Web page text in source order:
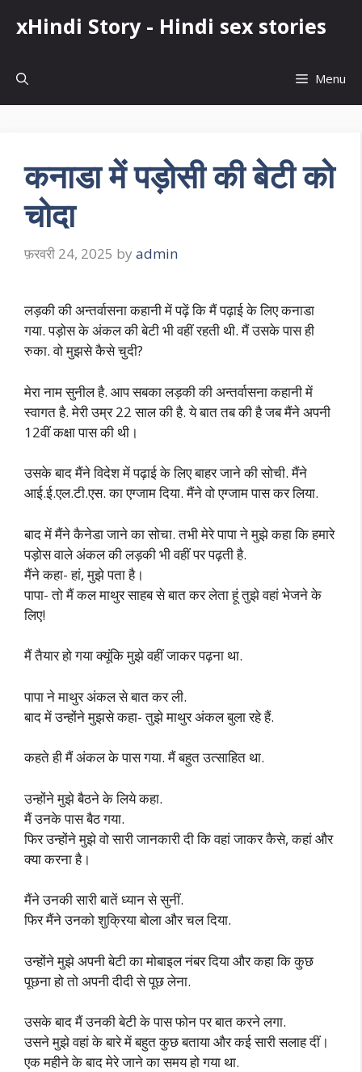
xHindi Story - Hindi sex stories
Menu
कनाडा में पड़ोसी की बेटी को
चोदा
फ़रवरी 24, 2025 by admin
लड़की की अन्तर्वासना कहानी में पढ़ें कि मैं पढ़ाई के लिए कनाडा
गया. पड़ोस के अंकल की बेटी भी वहीं रहती थी. मैं उसके पास ही
रुका. वो मुझसे कैसे चुदी?
मेरा नाम सुनील है. आप सबका लड़की की अन्तर्वासना कहानी में
स्वागत है. मेरी उम्र 22 साल की है. ये बात तब की है जब मैंने अपनी
12वीं कक्षा पास की थी।
उसके बाद मैंने विदेश में पढ़ाई के लिए बाहर जाने की सोची. मैंने
आई.ई.एल.टी.एस. का एग्जाम दिया. मैंने वो एग्जाम पास कर लिया.
बाद में मैंने कैनेडा जाने का सोचा. तभी मेरे पापा ने मुझे कहा कि हमारे
पड़ोस वाले अंकल की लड़की भी वहीं पर पढ़ती है.
मैंने कहा- हां, मुझे पता है।
पापा- तो मैं कल माथुर साहब से बात कर लेता हूं तुझे वहां भेजने के
लिए!
मैं तैयार हो गया क्यूंकि मुझे वहीं जाकर पढ़ना था.
पापा ने माथुर अंकल से बात कर ली.
बाद में उन्होंने मुझसे कहा- तुझे माथुर अंकल बुला रहे हैं.
कहते ही मैं अंकल के पास गया. मैं बहुत उत्साहित था.
उन्होंने मुझे बैठने के लिये कहा.
मैं उनके पास बैठ गया.
फिर उन्होंने मुझे वो सारी जानकारी दी कि वहां जाकर कैसे, कहां और
क्या करना है।
मैंने उनकी सारी बातें ध्यान से सुनीं.
फिर मैंने उनको शुक्रिया बोला और चल दिया.
उन्होंने मुझे अपनी बेटी का मोबाइल नंबर दिया और कहा कि कुछ
पूछना हो तो अपनी दीदी से पूछ लेना.
उसके बाद मैं उनकी बेटी के पास फोन पर बात करने लगा.
उसने मुझे वहां के बारे में बहुत कुछ बताया और कई सारी सलाह दीं।
एक महीने के बाद मेरे जाने का समय हो गया था.